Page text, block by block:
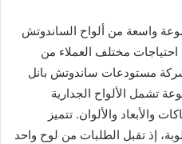
واسعة من ألواح الساندوتش
احتياجات مختلف العملاء من
مستودعات ساندوتش بانل
تشمل الألواح الجدارية
والأبعاد والألوان. تتميز
إذ تقبل الطلبات من لوح واحد